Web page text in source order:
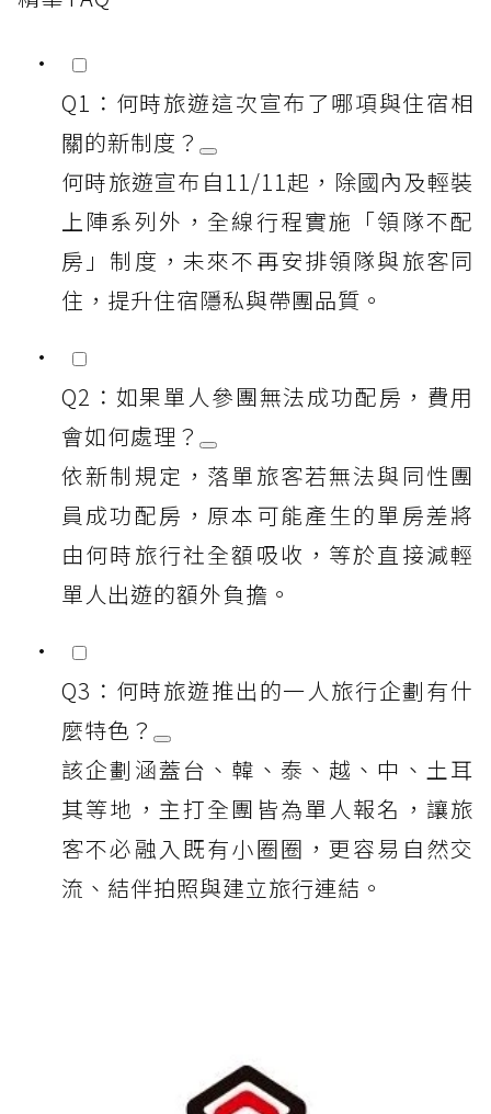
Q1：何時旅遊這次宣布了哪項與住宿相
關的新制度？
何時旅遊宣布自11/11起，除國內及輕裝
上陣系列外，全線行程實施「領隊不配
房」制度，未來不再安排領隊與旅客同
住，提升住宿隱私與帶團品質。
Q2：如果單人參團無法成功配房，費用
會如何處理？
依新制規定，落單旅客若無法與同性團
員成功配房，原本可能產生的單房差將
由何時旅行社全額吸收，等於直接減輕
單人出遊的額外負擔。
Q3：何時旅遊推出的一人旅行企劃有什
麼特色？
該企劃涵蓋台、韓、泰、越、中、土耳
其等地，主打全團皆為單人報名，讓旅
客不必融入既有小圈圈，更容易自然交
流、結伴拍照與建立旅行連結。